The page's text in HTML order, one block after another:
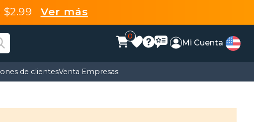
$2.99 Ver más
0
Mi Cuenta
de clientesVenta Empresas